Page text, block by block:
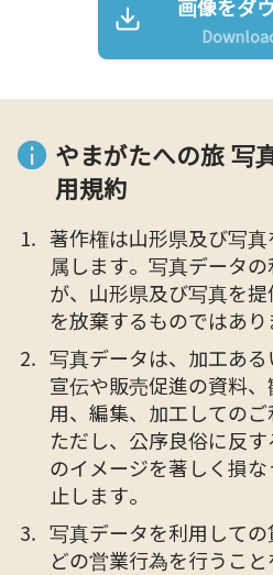
画像をダ
やまがたへの旅 写
用規約
著作権は山形県及び写
属します。写真データ
が、山形県及び写真を
を放棄するものではあり
写真データは、加工あ
宣伝や販売促進の資料
用、編集、加工してのご
ただし、公序良俗に反
のイメージを著しく損
止します。
写真データを利用して
どの営業行為を行うこと